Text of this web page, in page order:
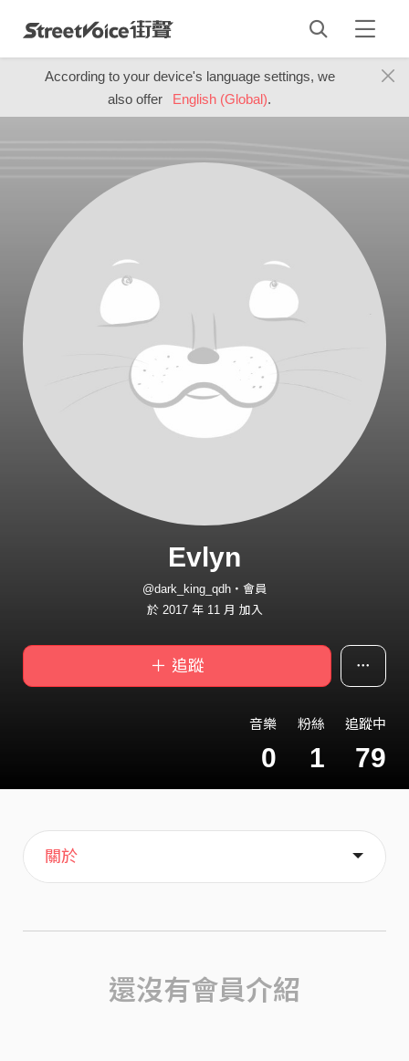
According to your device's language settings, we
also offer
English (Global).
Evlyn
@dark_king_qdh・會員
於 2017 年 11 月 加入
＋ 追蹤
音樂
0
粉絲
1
追蹤中
79
主頁
歌單
喜歡
關於
還沒有會員介紹